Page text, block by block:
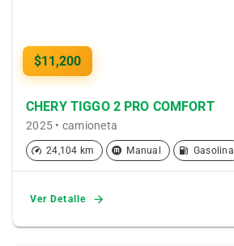
$11,200
CHERY TIGGO 2 PRO COMFORT
2025 • camioneta
24,104 km Manual Gasolina
Ver Detalle